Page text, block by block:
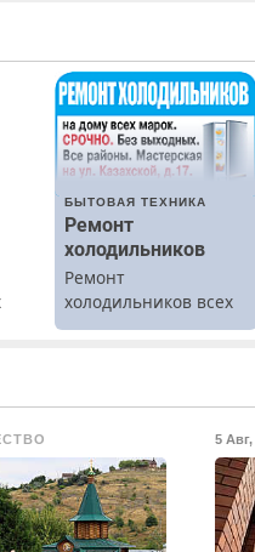
БЫТОВАЯ ТЕХНИКА
Ремонт
холодильников
Ремонт
холодильников всех
марок на дому.
5 Авг,